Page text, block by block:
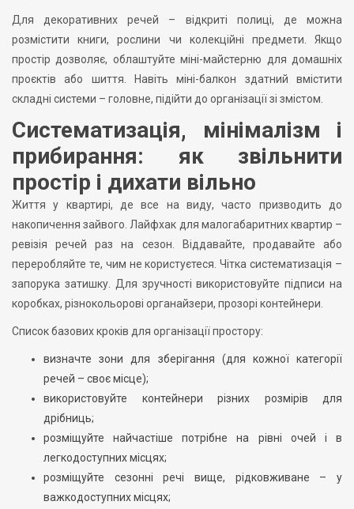
Для декоративних речей – відкриті полиці, де можна
розмістити книги, рослини чи колекційні предмети. Якщо
простір дозволяє, облаштуйте міні-майстерню для домашніх
проєктів або шиття. Навіть міні-балкон здатний вмістити
складні системи – головне, підійти до організації зі змістом.
Систематизація, мінімалізм і
прибирання: як звільнити
простір і дихати вільно
Життя у квартирі, де все на виду, часто призводить до
накопичення зайвого. Лайфхак для малогабаритних квартир –
ревізія речей раз на сезон. Віддавайте, продавайте або
переробляйте те, чим не користуєтеся. Чітка систематизація –
запорука затишку. Для зручності використовуйте підписи на
коробках, різнокольорові органайзери, прозорі контейнери.
Список базових кроків для організації простору:
визначте зони для зберігання (для кожної категорії
речей – своє місце);
використовуйте контейнери різних розмірів для
дрібниць;
розміщуйте найчастіше потрібне на рівні очей і в
легкодоступних місцях;
розміщуйте сезонні речі вище, рідковживане – у
важкодоступних місцях;